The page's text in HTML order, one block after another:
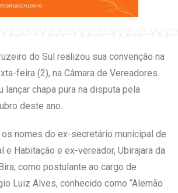
do Sul realizou sua convenção na
feira (2), na Câmara de Vereadores.
lançar chapa pura na disputa pela
deste ano.
nomes do ex-secretário municipal de
e Habitação e ex-vereador, Ubirajara da
como postulante ao cargo de
Luiz Alves, conhecido como “Alemão